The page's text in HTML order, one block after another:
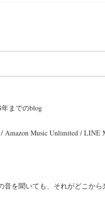
までのblog
Amazon Music Unlimited / LINE
音を聞いても、それがどこから